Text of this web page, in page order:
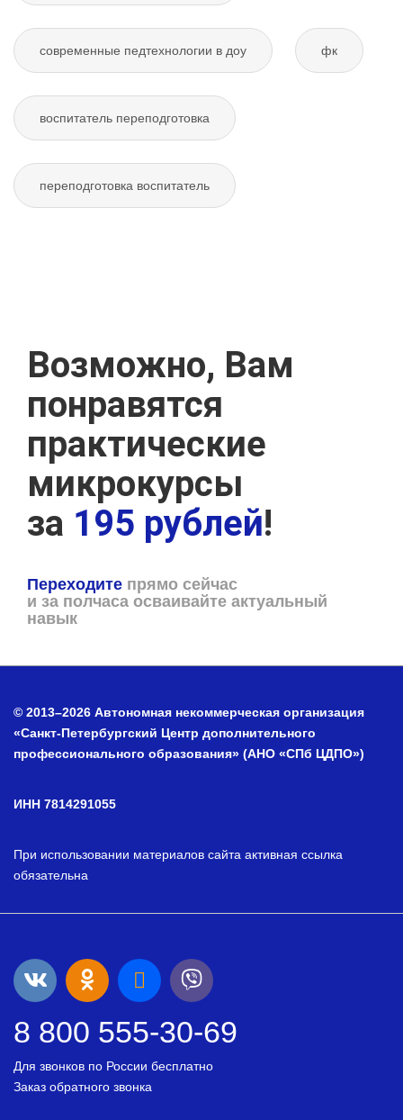
современные педтехнологии в доу фк
воспитатель переподготовка
переподготовка воспитатель
Возможно, Вам
понравятся
практические
микрокурсы
за 195 рублей!
Переходите прямо сейчас
и за полчаса осваивайте актуальный
навык
© 2013–2026 Автономная некоммерческая организация
«Санкт-Петербургский Центр дополнительного
профессионального образования» (АНО «СПб ЦДПО»)
ИНН 7814291055
При использовании материалов сайта активная ссылка
обязательна
8 800 555-30-69
Для звонков по России бесплатно
Заказ обратного звонка